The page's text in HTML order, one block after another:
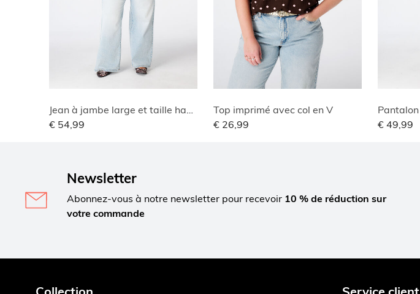
Jean à jambe large et taille haute
€ 54,99
Top imprimé avec col en V
€ 26,99
€ 49,99
Newsletter
Abonnez-vous à notre newsletter pour recevoir 10 % de réduction sur
votre commande